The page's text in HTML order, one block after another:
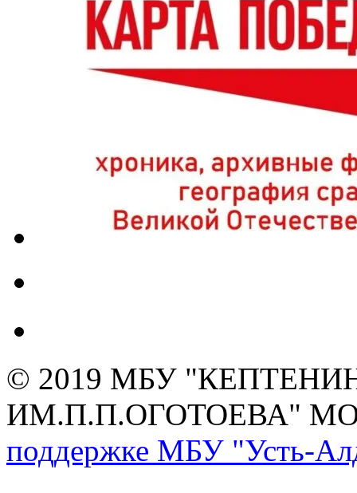
© 2019 МБУ
ИМ.П.П.ОГОТОЕВА"
поддержке МБУ "Усть-